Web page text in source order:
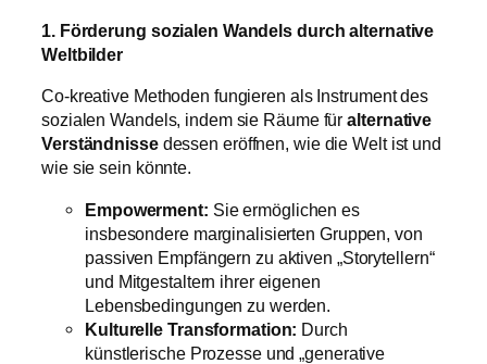
1. Förderung sozialen Wandels durch alternative
Weltbilder
Co-kreative Methoden fungieren als Instrument des
sozialen Wandels, indem sie Räume füralternative
Verständnissedessen eröffnen, wie die Welt ist und
wie sie sein könnte.
Empowerment: Sie ermöglichen es
insbesondere marginalisierten Gruppen, von
passiven Empfängern zu aktiven „Storytellern“
und Mitgestaltern ihrer eigenen
Lebensbedingungen zu werden.
Kulturelle Transformation: Durch
künstlerische Prozesse und „generative